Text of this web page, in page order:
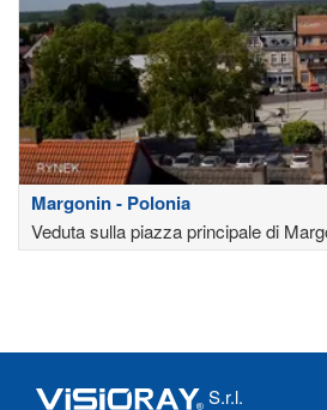
Margonin - Polonia
Veduta sulla piazza principale di
S.r.l.